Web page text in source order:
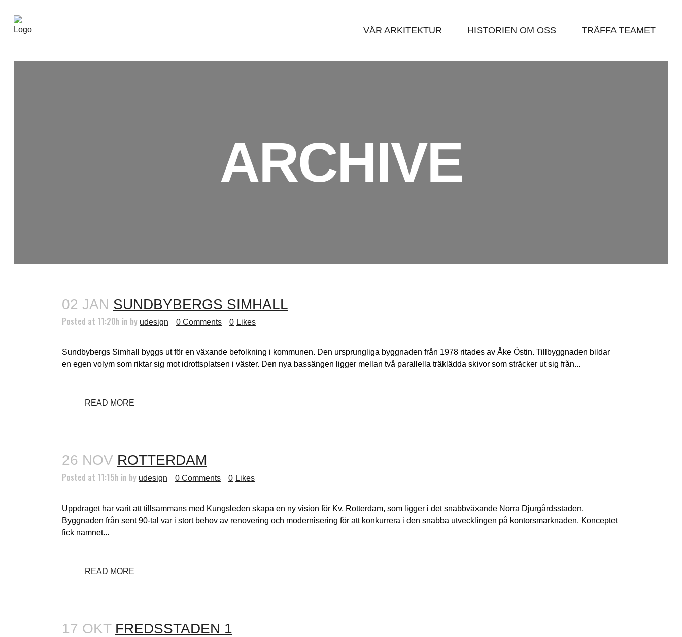
VÅR ARKITEKTUR HISTORIEN OM OSS TRÄFFA TEAMET
ARCHIVE
02 JAN SUNDBYBERGS SIMHALL
Posted at 11:20h in by udesign 0 Comments 0 Likes
Sundbybergs Simhall byggs ut för en växande befolkning i kommunen. Den ursprungliga byggnaden från 1978 ritades av Åke Östin. Tillbyggnaden bildar
en egen volym som riktar sig mot idrottsplatsen i väster. Den nya bassängen ligger mellan två parallella träklädda skivor som sträcker ut sig från...
READ MORE
26 NOV ROTTERDAM
Posted at 11:15h in by udesign 0 Comments 0 Likes
Uppdraget har varit att tillsammans med Kungsleden skapa en ny vision för Kv. Rotterdam, som ligger i det snabbväxande Norra Djurgårdsstaden.
Byggnaden från sent 90-tal var i stort behov av renovering och modernisering för att konkurrera i den snabba utvecklingen på kontorsmarknaden. Konceptet
fick namnet...
READ MORE
17 OKT FREDSSTADEN 1